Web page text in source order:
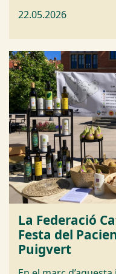
22.05.2026
La Federació
Festa del
Puigvert